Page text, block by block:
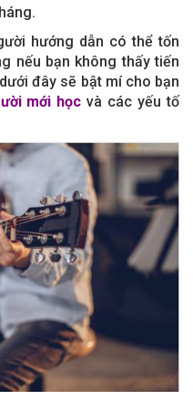
hướng dẫn có thể tốn
nếu bạn không thấy tiến
đây sẽ bật mí cho bạn
mới học và các yếu tố